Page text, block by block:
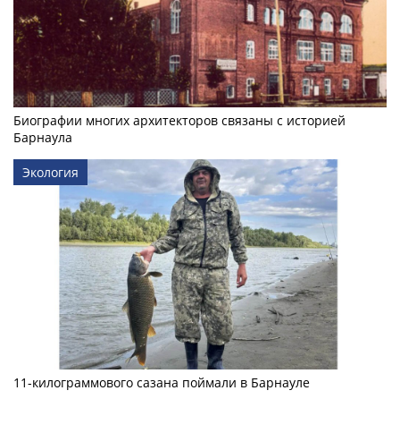
Биографии многих архитекторов связаны с историей
Барнаула
Экология
11-килограммового сазана поймали в Барнауле